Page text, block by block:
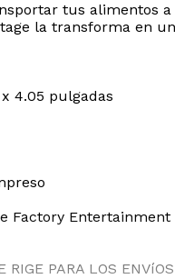
tus alimentos
la transforma en
4.05 pulgadas
RIGE PARA LOS